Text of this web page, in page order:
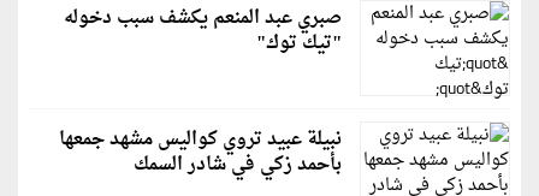
صبري عبد المنعم يكشف سبب دخوله
"تيك توك"
نبيلة عبيد تروي كواليس مشهد جمعها
بأحمد زكي في شادر السمك